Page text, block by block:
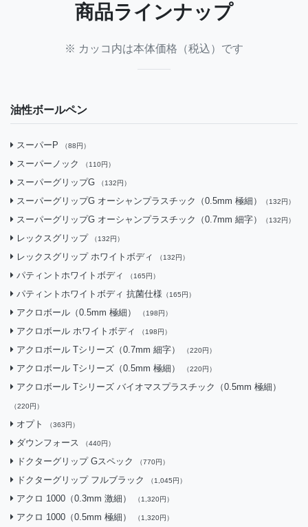
商品ラインナップ
※ カッコ内は本体価格（税込）です
油性ボールペン
スーパーP （88円）
スーパーノック （110円）
スーパーグリップG （132円）
スーパーグリップG オーシャンプラスチック（0.5mm 極細） （132円）
スーパーグリップG オーシャンプラスチック（0.7mm 細字） （132円）
レックスグリップ （132円）
レックスグリップ ホワイトボディ （132円）
パティントホワイトボディ （165円）
パティントホワイトボディ 抗菌仕様 （165円）
アクロボール（0.5mm 極細） （198円）
アクロボール ホワイトボディ （198円）
アクロボール Tシリーズ（0.7mm 細字） （220円）
アクロボール Tシリーズ（0.5mm 極細） （220円）
アクロボール Tシリーズ バイオマスプラスチック（0.5mm 極細）
（220円）
オプト （363円）
ダウンフォース （440円）
ドクターグリップ Gスペック （770円）
ドクターグリップ フルブラック （1,045円）
アクロ 1000（0.3mm 激細） （1,320円）
アクロ 1000（0.5mm 極細） （1,320円）